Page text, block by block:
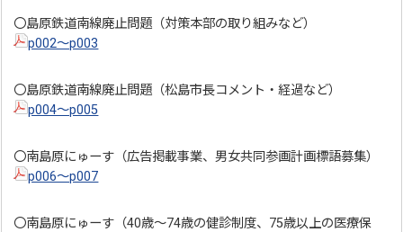
〇島原鉄道南線廃止問題（対策本部の取り組みなど）
p002～p003
〇島原鉄道南線廃止問題（松島市長コメント・経過など）
p004～p005
〇南島原にゅーす（広告掲載事業、男女共同参画計画標語募集）
p006～p007
〇南島原にゅーす（40歳～74歳の健診制度、75歳以上の医療保